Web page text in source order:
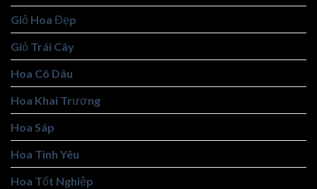
Giỏ Hoa Đẹp
Giỏ Trái Cây
Hoa Cô Dâu
Hoa Khai Trương
Hoa Sáp
Hoa Tình Yêu
Hoa Tốt Nghiệp